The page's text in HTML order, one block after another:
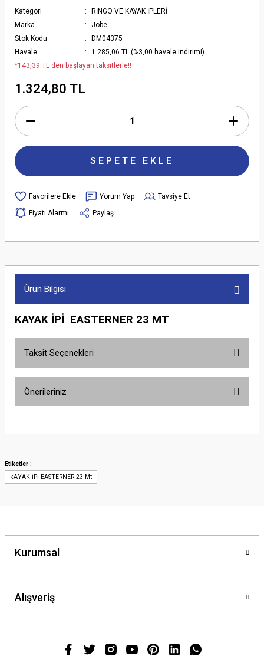
Kategori
RİNGO VE KAYAK İPLERİ
Marka
Jobe
Stok Kodu
DM04375
Havale
1.285,06 TL (%3,00 havale indirimi)
*143,39 TL den başlayan taksitlerle!!
1.324,80 TL
SEPETE EKLE
Yorum Yap
Tavsiye Et
Fiyatı Alarmı
Paylaş
Ürün Bilgisi
KAYAK İPİ EASTERNER 23 MT
Taksit Seçenekleri
Önerileriniz
yetersiz gördüğünüz noktaları öneri formunu kullanarak tarafımıza
Ürün resmi kalitesiz, bozuk veya görüntülenemiyor.
Ürün fiyatı diğer sitelerden daha pahalı.
Bu ürüne benzer farklı alternatifler olmalı.
Etiketler :
kAYAK İPİ EASTERNER 23 Mt
Kurumsal
Alışveriş